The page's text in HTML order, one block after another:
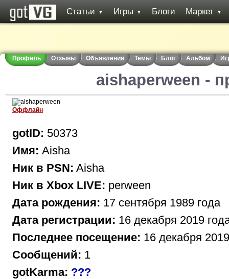
Статьи ▼ Игры ▼ Блоги Маркет ▼
Профиль Отзывы Объявления Темы Блог Альбом
aishaperween -
Оффлайн
gotID: 50373
Имя: Aisha
Ник в PSN: Aisha
Ник в Xbox LIVE: perween
Дата рождения: 17 сентября 1989 года
Дата регистрации: 16 декабря 2019
Последнее посещение: 16 декабря
Сообщений: 1
gotKarma: ???